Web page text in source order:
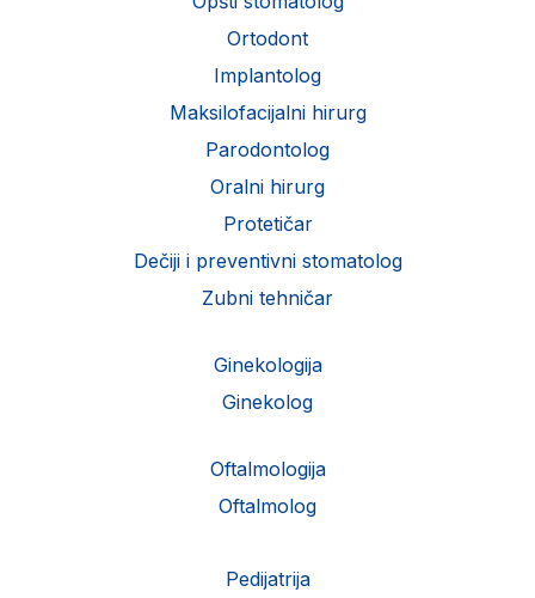
Ortodont
Implantolog
Maksilofacijalni hirurg
Parodontolog
Oralni hirurg
Protetičar
Dečiji i preventivni stomatolog
Zubni tehničar
Ginekologija
Ginekolog
Oftalmologija
Oftalmolog
Pedijatrija